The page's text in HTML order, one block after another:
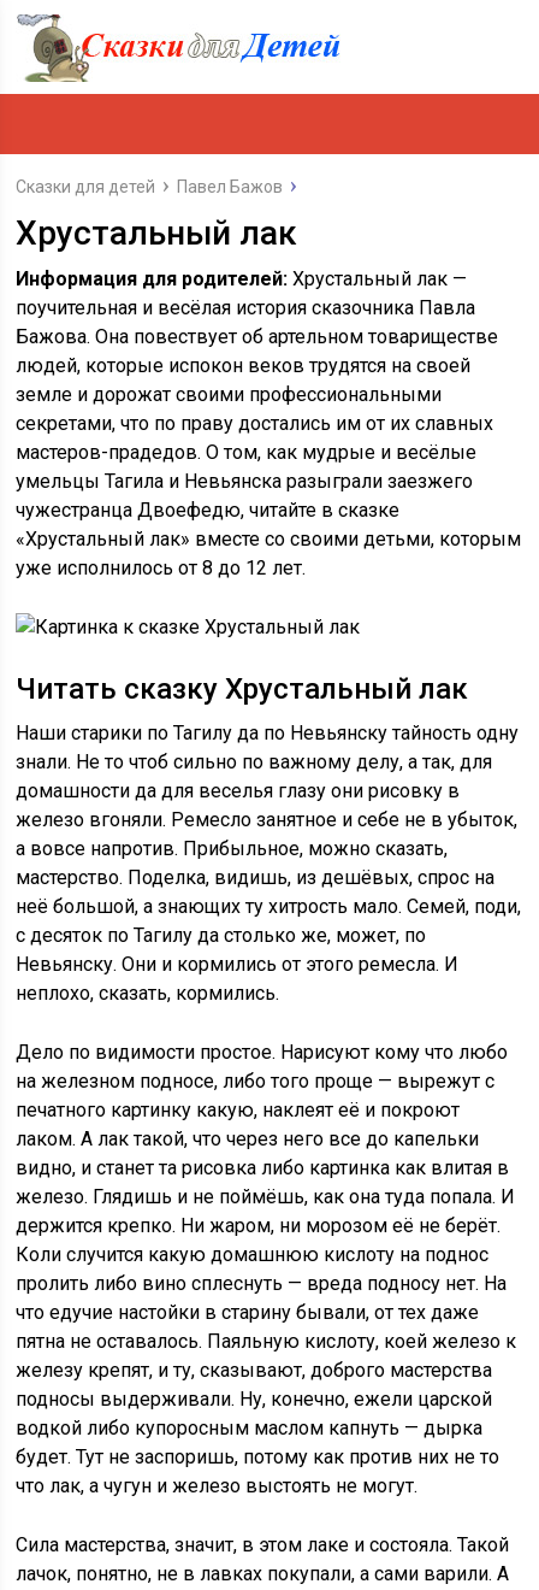
Сказки для детей Павел Бажов
Хрустальный лак
Информация для родителей: Хрустальный лак —
поучительная и весёлая история сказочника Павла
Бажова. Она повествует об артельном товариществе
людей, которые испокон веков трудятся на своей
земле и дорожат своими профессиональными
секретами, что по праву достались им от их славных
мастеров-прадедов. О том, как мудрые и весёлые
умельцы Тагила и Невьянска разыграли заезжего
чужестранца Двоефедю, читайте в сказке
«Хрустальный лак» вместе со своими детьми, которым
уже исполнилось от 8 до 12 лет.
Читать сказку Хрустальный лак
Наши старики по Тагилу да по Невьянску тайность одну
знали. Не то чтоб сильно по важному делу, а так, для
домашности да для веселья глазу они рисовку в
железо вгоняли. Ремесло занятное и себе не в убыток,
а вовсе напротив. Прибыльное, можно сказать,
мастерство. Поделка, видишь, из дешёвых, спрос на
неё большой, а знающих ту хитрость мало. Семей, поди,
с десяток по Тагилу да столько же, может, по
Невьянску. Они и кормились от этого ремесла. И
неплохо, сказать, кормились.
Дело по видимости простое. Нарисуют кому что любо
на железном подносе, либо того проще — вырежут с
печатного картинку какую, наклеят её и покроют
лаком. А лак такой, что через него все до капельки
видно, и станет та рисовка либо картинка как влитая в
железо. Глядишь и не поймёшь, как она туда попала. И
держится крепко. Ни жаром, ни морозом её не берёт.
Коли случится какую домашнюю кислоту на поднос
пролить либо вино сплеснуть — вреда подносу нет. На
что едучие настойки в старину бывали, от тех даже
пятна не оставалось. Паяльную кислоту, коей железо к
железу крепят, и ту, сказывают, доброго мастерства
подносы выдерживали. Ну, конечно, ежели царской
водкой либо купоросным маслом капнуть — дырка
будет. Тут не заспоришь, потому как против них не то
что лак, а чугун и железо выстоять не могут.
Сила мастерства, значит, в этом лаке и состояла. Такой
лачок, понятно, не в лавках покупали, а сами варили. А